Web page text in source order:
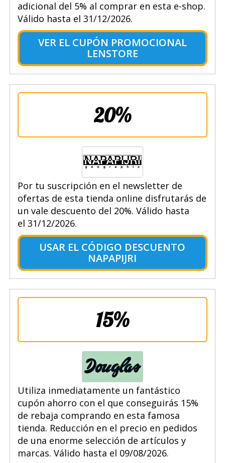
adicional del 5% al comprar en esta e-shop.
Válido hasta el 31/12/2026.
VER EL CUPÓN PROMOCIONAL
LENSTORE
20%
Por tu suscripción en el newsletter de
ofertas de esta tienda online disfrutarás de
un vale descuento del 20%. Válido hasta
el 31/12/2026.
USAR EL CÓDIGO DESCUENTO
NAPAPIJRI
15%
Utiliza inmediatamente un fantástico
cupón ahorro con el que conseguirás 15%
de rebaja comprando en esta famosa
tienda. Reducción en el precio en pedidos
de una enorme selección de artículos y
marcas. Válido hasta el 09/08/2026.